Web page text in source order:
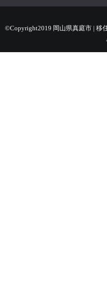
©Copyright2019 岡山県真庭市 | 移